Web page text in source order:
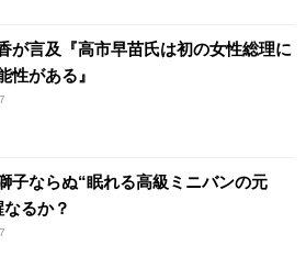
が言及『高市早苗氏は初の女性総理に
性がある』
子ならぬ“眠れる高級ミニバンの元
るか？